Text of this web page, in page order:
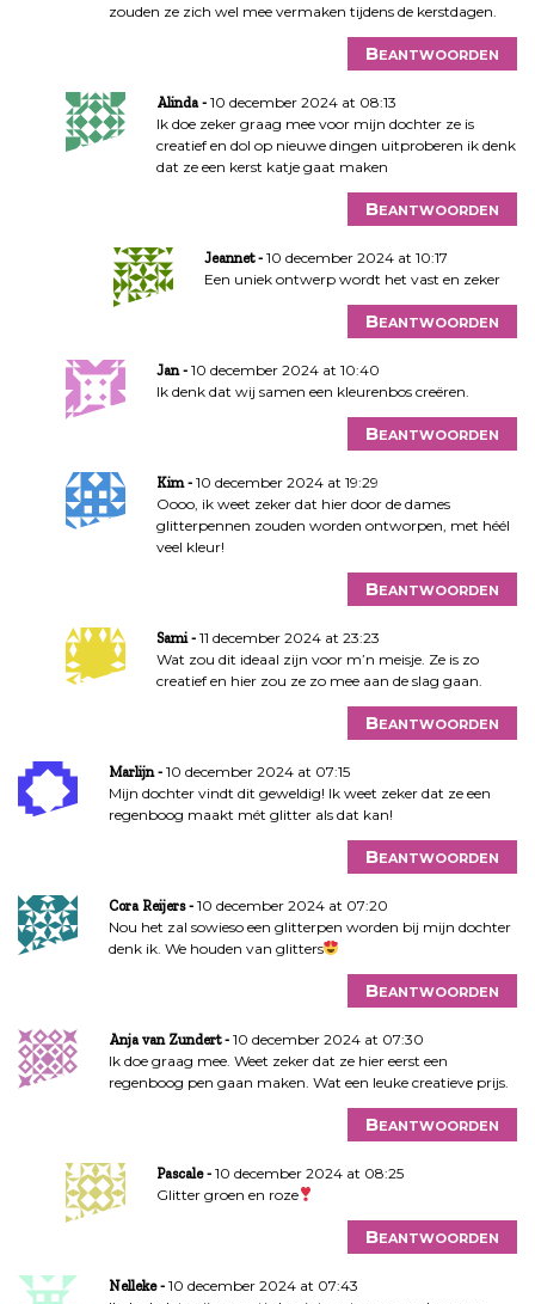
zouden ze zich wel mee vermaken tijdens de kerstdagen.
Beantwoorden
Alinda
10 december 2024 at 08:13
Ik doe zeker graag mee voor mijn dochter ze is
creatief en dol op nieuwe dingen uitproberen ik denk
dat ze een kerst katje gaat maken
Beantwoorden
Jeannet
10 december 2024 at 10:17
Een uniek ontwerp wordt het vast en zeker
Beantwoorden
Jan
10 december 2024 at 10:40
Ik denk dat wij samen een kleurenbos creëren.
Beantwoorden
Kim
10 december 2024 at 19:29
Oooo, ik weet zeker dat hier door de dames
glitterpennen zouden worden ontworpen, met héél
veel kleur!
Beantwoorden
Sami
11 december 2024 at 23:23
Wat zou dit ideaal zijn voor m’n meisje. Ze is zo
creatief en hier zou ze zo mee aan de slag gaan.
Beantwoorden
Marlijn
10 december 2024 at 07:15
Mijn dochter vindt dit geweldig! Ik weet zeker dat ze een
regenboog maakt mét glitter als dat kan!
Beantwoorden
Cora Reijers
10 december 2024 at 07:20
Nou het zal sowieso een glitterpen worden bij mijn dochter
denk ik. We houden van glitters
Beantwoorden
Anja van Zundert
10 december 2024 at 07:30
Ik doe graag mee. Weet zeker dat ze hier eerst een
regenboog pen gaan maken. Wat een leuke creatieve prijs.
Beantwoorden
Pascale
10 december 2024 at 08:25
Glitter groen en roze
Beantwoorden
Nelleke
10 december 2024 at 07:43